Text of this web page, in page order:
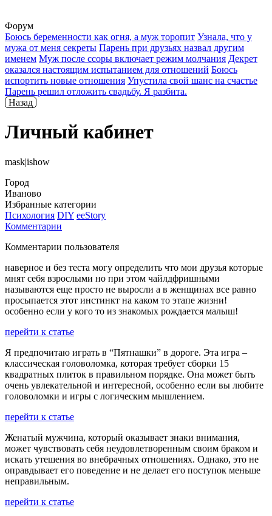
Форум
Боюсь беременности как огня, а муж торопит Узнала, что у
мужа от меня секреты Парень при друзьях назвал другим
именем Муж после ссоры включает режим молчания Декрет
оказался настоящим испытанием для отношений Боюсь
испортить новые отношения Упустила свой шанс на счастье
Парень решил отложить свадьбу. Я разбита.
Назад
Личный кабинет
mask|ishow
Город
Иваново
Избранные категории
Психология DIY ееStory
Комментарии
Комментарии пользователя
наверное и без теста могу определить что мои друзья которые
мнят себя взрослыми но при этом чайлдфришными
называются еще просто не выросли а в женщинах все равно
просыпается этот инстинкт на каком то этапе жизни!
особенно если у кого то из знакомых рождается малыш!
перейти к статье
Я предпочитаю играть в “Пятнашки” в дороге. Эта игра –
классическая головоломка, которая требует сборки 15
квадратных плиток в правильном порядке. Она может быть
очень увлекательной и интересной, особенно если вы любите
головоломки и игры с логическим мышлением.
перейти к статье
Женатый мужчина, который оказывает знаки внимания,
может чувствовать себя неудовлетворенным своим браком и
искать утешения во внебрачных отношениях. Однако, это не
оправдывает его поведение и не делает его поступок меньше
неправильным.
перейти к статье